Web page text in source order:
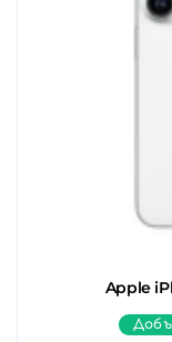
Apple